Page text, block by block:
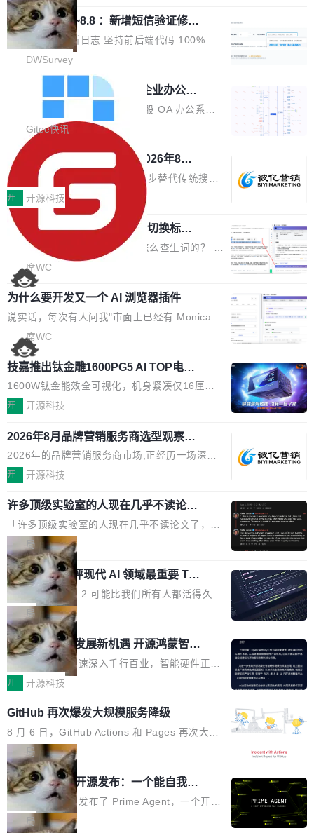
现，在基准测试中与 Un...
沿技术突破与商业化最新进展。 活动围绕AI学术
研究与产业落地融合展开多维度研讨。星连资本
创始合伙人张鸣晨表示，AI产业化是长期产融结
合过程，早期优质技术项目需持续资本与产业资
者、产业专家、投资人围绕AI前沿技术瓶颈、行
业固有认知重构等议题展开跨界对话，聚焦行业
真实痛点与突破方向...
时，反复确认了多次。不是 100MB，不是 500
MB，是 1 个 G。一个显示天气的应用。 Windo
ws 内置应用臃肿早就是老话题了，但一款天气
应用占用内存就超过 1G 还是过于离谱——问题
个嵌在 Edge WebView 里的网页。它不是一个
「应用」，它是一个运行在浏览器引擎里的网
页，外面套了一层 Windows 的壳。 WebView2
本身就是个内存大户。它加载了完整的 Edge 渲
染引擎，包括 JavaScript 引擎...
调问更新7.26~8.8 ：新增短信验证修
改，考试能力升级
DWSurvey 更新日志 坚持前后端代码 100% 开
源助力企业建设自主可控的问卷调研系统 官网地
址www.diaowen.net ➔ 源码下载Gitee 仓库 ➔
本次更新新增短信验证修改已答问卷功能，提升
答卷安全性；同时升级考试能力，完善填空题判
分、防切屏等功能体验，并优化多项产品细节，
提升整体使用体验。 新增功能 01. 新增验证手
机号后查看、修改已答问卷功能 02. 新增填空题
判分功能 03. 添加协作管理员支持树形结构选择
体验优化与修复 •页面与体验优化 优化工作台首
页 UI 展示效果，提升页面使用体验。 优化防切
屏提醒规则，调整为每次切屏均触发提示，提升
考试规范性。 优化登录状...
DWSurvey
勾股 OA v6.0.2 已经发布，企业办公系
勾股 OA v6.0.2 已经发布。 勾股 OA 办公系统
是一款简单实用的开源的企业办公系统。系统集
成了系统设置、附件管理、人事管理、行政管
理、消息管理、资产管理、企业公告、知识网
盘、审批流程设置、办公审批、工作计划、工作
汇报、工作日志、日常办公、财务管理、客户管
理、合同管理、项目管理、任务管理等功能模
块。系统简约，易于功能扩展，方便二次开发，
可以用来做日常 OA，CRM，ERP，业务管理等
系统。 勾股OA6.0.2版本主要是对勾股OA 6第
一个大版本发布的部分功能细节优化和bug问题
修复的版本，具体更新日志如下： 1、补全新版
本的各个审批类型的审批单导出 2、优化各个审
Gitee快讯
942亿赛道如何选对伙伴？2026年8月G
EO公司推荐
当DeepSeek、豆包等大模型逐步替代传统搜索
成为用户获取信息的主要入口,品牌竞争的逻辑变
了:不再是争抢关键词排名,而是想办法进入AI脱
口而出的那个答案。"GEO公司推荐"这个搜索词
背后,折射的是企业面对新兴服务赛道时的集体困
惑——该信谁、看什么、怎么选。 据易观分析
《中国GEO市场产业图谱》数据,2026年中国GE
O行业规模预计达942亿元,同比增长169.7%。G
artner同期预测,传统搜索引擎访问量年内将下滑
国消费者调研则指出,37%的用户在有明确购买需
求时倾向于先问AI。几组数据指向一致:GEO已
从营销"加分项"变成品牌在AI时...
开 开源科技
任意网页划词 AI 问答：不用切换标签页
的效率秘诀
看英文技术文档的时候，你是怎么查生词的？ 我
猜大多数人的流程是：选中单词 → Ctrl+C → 切
到翻译标签页 → Ctrl+V → 看翻译 → 切回原
文。遇到不懂的代码片段，再切到 ChatGPT 问
一下。来回切换几次，思路早断了。 今天介绍的
开源 Chrome 扩展 AI Helper，有一个划词浮动
工具栏功能，能让你在任意网页选中文本就直接
用 AI，完全不用切换标签页。 划词工具栏是什
么 安装 AI Helper 后，在任意网页选中文本，选
区旁边会自动浮现一个工具栏： 工具 功能 典型
场景 AI 搜索 联网搜索相关信息 看到陌生概念，
想快速了解背景 解释 让 AI 解释选中文本 读到
费解...
席WC
为什么要开发又一个 AI 浏览器插件
说实话，每次有人问我"市面上已经有 Monica、
Sider、Copilot for Chrome 这些 AI 浏览器插件
了，你为什么还要再做一个"，我都觉得这个问题
问得好。 因为我自己也是从用户变成开发者的。
现有产品的天花板 我用过不少 AI 浏览器插件。
刚开始觉得都挺好——选中一段文字，弹出解
要。但用久了你会发现，它们本质上都是同一类
东西：一个带网页上下文的聊天框。 它们能读取
页面的文本，然后把文本丢给大模型，再返回一
段回答。仅此而已。 这当然有用，但总觉得差点
意思。比如我在一个后台管理系统里，需要填50
个表单字段，每个字段还有联动逻辑；比如我
想...
席WC
技嘉推出钛金雕1600PG5 AI TOP电
源：为发烧级主机与本地AI算力打造旗
舰供电方案
1600W钛金能效全可视化，机身紧凑仅16厘米
继2026台北电脑展首度亮相后，技嘉科技近日正
电源专为发烧级DIY主机与本地AI算力平台打
造，整机长度仅16厘米，提供1600W额定功率
与80PLUS钛金能效；支持ATX 3.1与PCIe 5.1
实时LCD监控屏，可充分满足当下高阶PC主机
的严苛使用需求。 澎湃功率，紧凑机身 钛金雕1
600PG5 AI TOP具备强悍输出功率，同时实现
机身尺寸大幅精简。整机长度仅16厘米，属于同
功率段机身尺寸十分紧凑的1600W电源产品。小
巧机身有效提升市面主流标准A...
开 开源科技
2026年8月品牌营销服务商选型观察：
从流量思维到品牌资产思维的范式转移
2026年的品牌营销服务商市场,正经历一场深刻
的价值重构。全球全案品牌代理机构市场从2025
复合增长率达5.44%,预计2032年将突破120亿美
元。数字广告与公共关系相关服务市场更是从20
25年的8463亿美元扩张至2026年的8763亿美
元。数字的背后是一个清晰的事实——品牌对专
业化营销服务的需求从未如此迫切。 但市场扩容
的同时,服务商的竞争逻辑正在改变。2026年Top
Agency年度合辑的观察指出,“产品”这个离消费
者最近的载体,在整个品牌营销层面的权重显著变
高了。全域营销服务商的竞争正在从规模转向深
度,案例厚度、全域覆盖、多线协同...
开 开源科技
许多顶级实验室的人现在几乎不读论文
了
「许多顶级实验室的人现在几乎不读论文了，而
且他们认为 ICLR/ICML/NeurIPS 充斥着大量过
度宣传和欺诈。」 OpenAI 研究员 Keller Jorda
n 这条推文引发了广泛讨论。他不是在说风凉
话，他是说出了一个圈内人尽皆知但很少公开捅
破的事实。 Jordan 随后补充了一句软化声明：
「我不认为这些会议上大部分论文都在过度宣传
或造假。问题是，作为读者，如果你筛选出那些
看起来最令人兴奋的论文，那它们大部分都是过
度宣传的。」 这才是真正的痛点。不是所有论文
都有问题，是最吸引眼球的那批论文最有问题。
他引用的帖子来自 Mathew Shen，一位 ICLR 2
026 的读者：「看了篇 ...
局
xAI 前工程师评现代 AI 领域最重要 Top
3 开源项目
Flash Attention 2 可能比我们所有人都活得久。
这句话不是来自某个技术博客，而是出自 Hieu
Pham 的一条推文。Hieu Pham 是谁？他是 xAI
的早期工程师之一，在 Grok 训练基础设施团队
工作过。近日他在 X 上发了一条帖子，列出了他
认为现代 AI 领域最重要的三个开源项目。 第一
理由很具体。FA 系列不需要解释，但 FA2 是他
认为最重要的一个——复杂度恰到好处，刚好能
驱动你去学 CuTe，但还没被那些"邪恶的" Hopp
er++ 优化所淹没，足够容易修改和适配。 更关
键的是 FA2 的持久性...
局
共商智能硬件发展新机遇 开源鸿蒙智能
硬件开发者日杭州站即将举行
随着万物智联加速深入千行百业，智能硬件正从
单点设备迈向智能化、网联化、协同化发展。作
鸿蒙通过统一技术底座和分布式能力，为不同类
型智能设备的开发、连接与互联提供关键支撑，
也为产业链企业探索产品创新与商业增长打开新
的空间。 8月14日，开源鸿蒙智能硬件开发者日
（OHDD：OpenHarmony Hardware Develope
r Day）将在杭州启航。活动面向智能硬件产业
链企业和开发者，邀请行业专家与资深技术顾
开 开源科技
GitHub 再次爆发大规模服务降级
8 月 6 日，GitHub Actions 和 Pages 再次大规
模服务降级，Actions 完全不可用超过 5 小时，
webhook 停发，连自托管 runner 也因调度层故
障无法工作。Pages、Copilot code review、C
opilot coding agent 全部受影响。从检测到完全
恢复，大约 12 小时。 这是 2026 年 8 月的第六
局
Prime Agent 开源发布：一个能自我改
进的编程 Agent，ARC-AGI 3 超越人类
专家基线
Prime Intellect 发布了 Prime Agent，一个开源
的编程 Agent Harness，核心设计围绕两个抽
局